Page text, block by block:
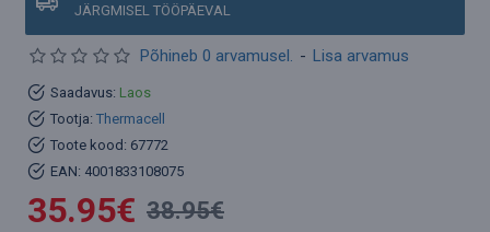
JÄRGMISEL TÖÖPÄEVAL
Saadavus: Laos
Tootja: Thermacell
Toote kood: 67772
EAN: 4001833108075
Põhineb 0 arvamusel. - Lisa arvamus
35.95€ 38.95€